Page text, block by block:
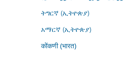
ትግርኛ (ኢትዮጵያ)
አማርኛ (ኢትዮጵያ)
कोंकणी (भारत)